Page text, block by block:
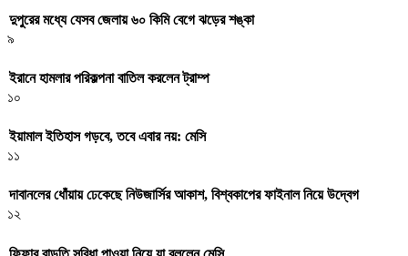
দুপুরের মধ্যে যেসব জেলায় ৬০ কিমি বেগে ঝড়ের শঙ্কা
৯
ইরানে হামলার পরিকল্পনা বাতিল করলেন ট্রাম্প
১০
ইয়ামাল ইতিহাস গড়বে, তবে এবার নয়: মেসি
১১
দাবানলের ধোঁয়ায় ঢেকেছে নিউজার্সির আকাশ, বিশ্বকাপের ফাইনাল নিয়ে উদ্বেগ
১২